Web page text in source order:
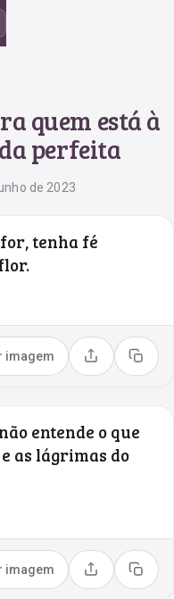
quem está à
perfeita
de 2023
tenha fé
imagem Compartilhar
Copiar
entende o que
as lágrimas do
imagem Compartilhar
Copiar